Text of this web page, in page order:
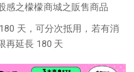
感之檬檬商城之販售商品
天，可分次抵用，若有消
再延長 180 天